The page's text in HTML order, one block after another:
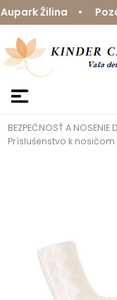
Žilina •
BEZPEČNOSŤ A NOSENIE
Príslušenstvo k nosičom